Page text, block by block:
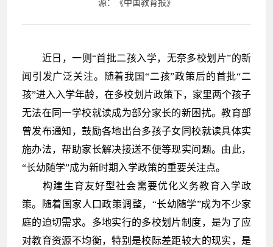
源：《中国教育报》
近日，一则“首批二孩入学，无奈多校划片”的新
闻引发广泛关注。随着我国“二孩”政策后的首批“二
孩”进入入学年龄，在多校划片政策下，家里两个孩子
无法在同一学校就读成为部分家长的新困扰。教育部
曾发布通知，鼓励各地出台多孩子女同校就读具体实
施办法，帮助家长解决接送不便等现实问题。由此，
“长幼随学”成为新时期入学政策的重要关注点。
构建生育友好型社会需要优化义务教育入学政
策。随着国家人口政策调整，“长幼随学”成为不少家
庭的迫切需求。多地实行的多校划片制度，是为了应
对教育资源不均衡，特别是校际差距较大的现实，是